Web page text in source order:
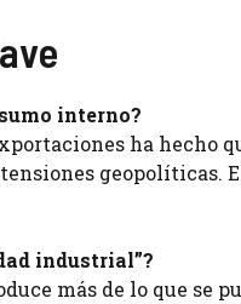
interno?
ha hecho
geopolíticas.
industrial”?
más de lo que se